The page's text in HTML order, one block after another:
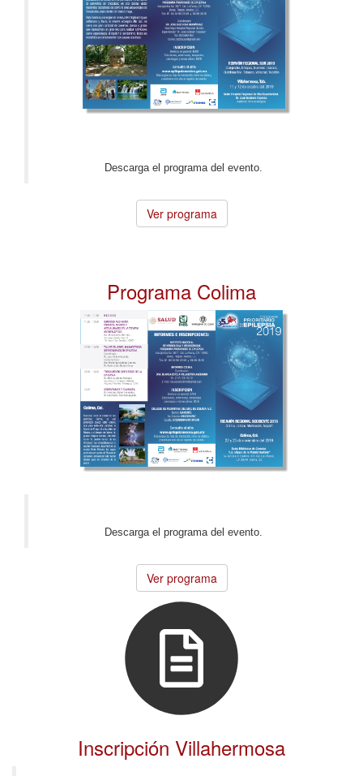
Descarga el programa del evento.
Ver programa
Programa Colima
Descarga el programa del evento.
Ver programa
Inscripción Villahermosa